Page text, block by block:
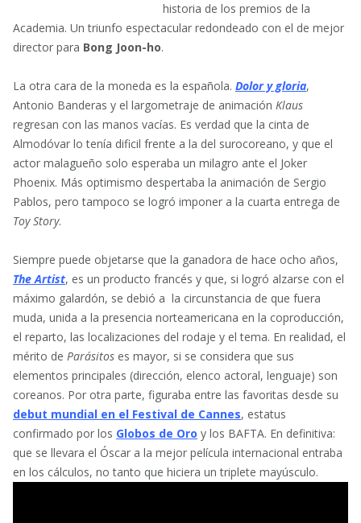
historia de los premios de la
Academia. Un triunfo espectacular redondeado con el de mejor
director para Bong Joon-ho.
La otra cara de la moneda es la española. Dolor y gloria,
Antonio Banderas y el largometraje de animación Klaus
regresan con las manos vacías. Es verdad que la cinta de
Almodóvar lo tenía dificil frente a la del surocoreano, y que el
actor malagueño solo esperaba un milagro ante el Joker
Phoenix. Más optimismo despertaba la animación de Sergio
Pablos, pero tampoco se logró imponer a la cuarta entrega de
Toy Story.
Siempre puede objetarse que la ganadora de hace ocho años,
The Artist, es un producto francés y que, si logró alzarse con el
máximo galardón, se debió a la circunstancia de que fuera
muda, unida a la presencia norteamericana en la coproducción,
el reparto, las localizaciones del rodaje y el tema. En realidad, el
mérito de Parásitos es mayor, si se considera que sus
elementos principales (dirección, elenco actoral, lenguaje) son
coreanos. Por otra parte, figuraba entre las favoritas desde su
debut mundial en el Festival de Cannes, estatus
confirmado por los Globos de Oro y los BAFTA. En definitiva:
que se llevara el Óscar a la mejor película internacional entraba
en los cálculos, no tanto que hiciera un triplete mayúsculo.